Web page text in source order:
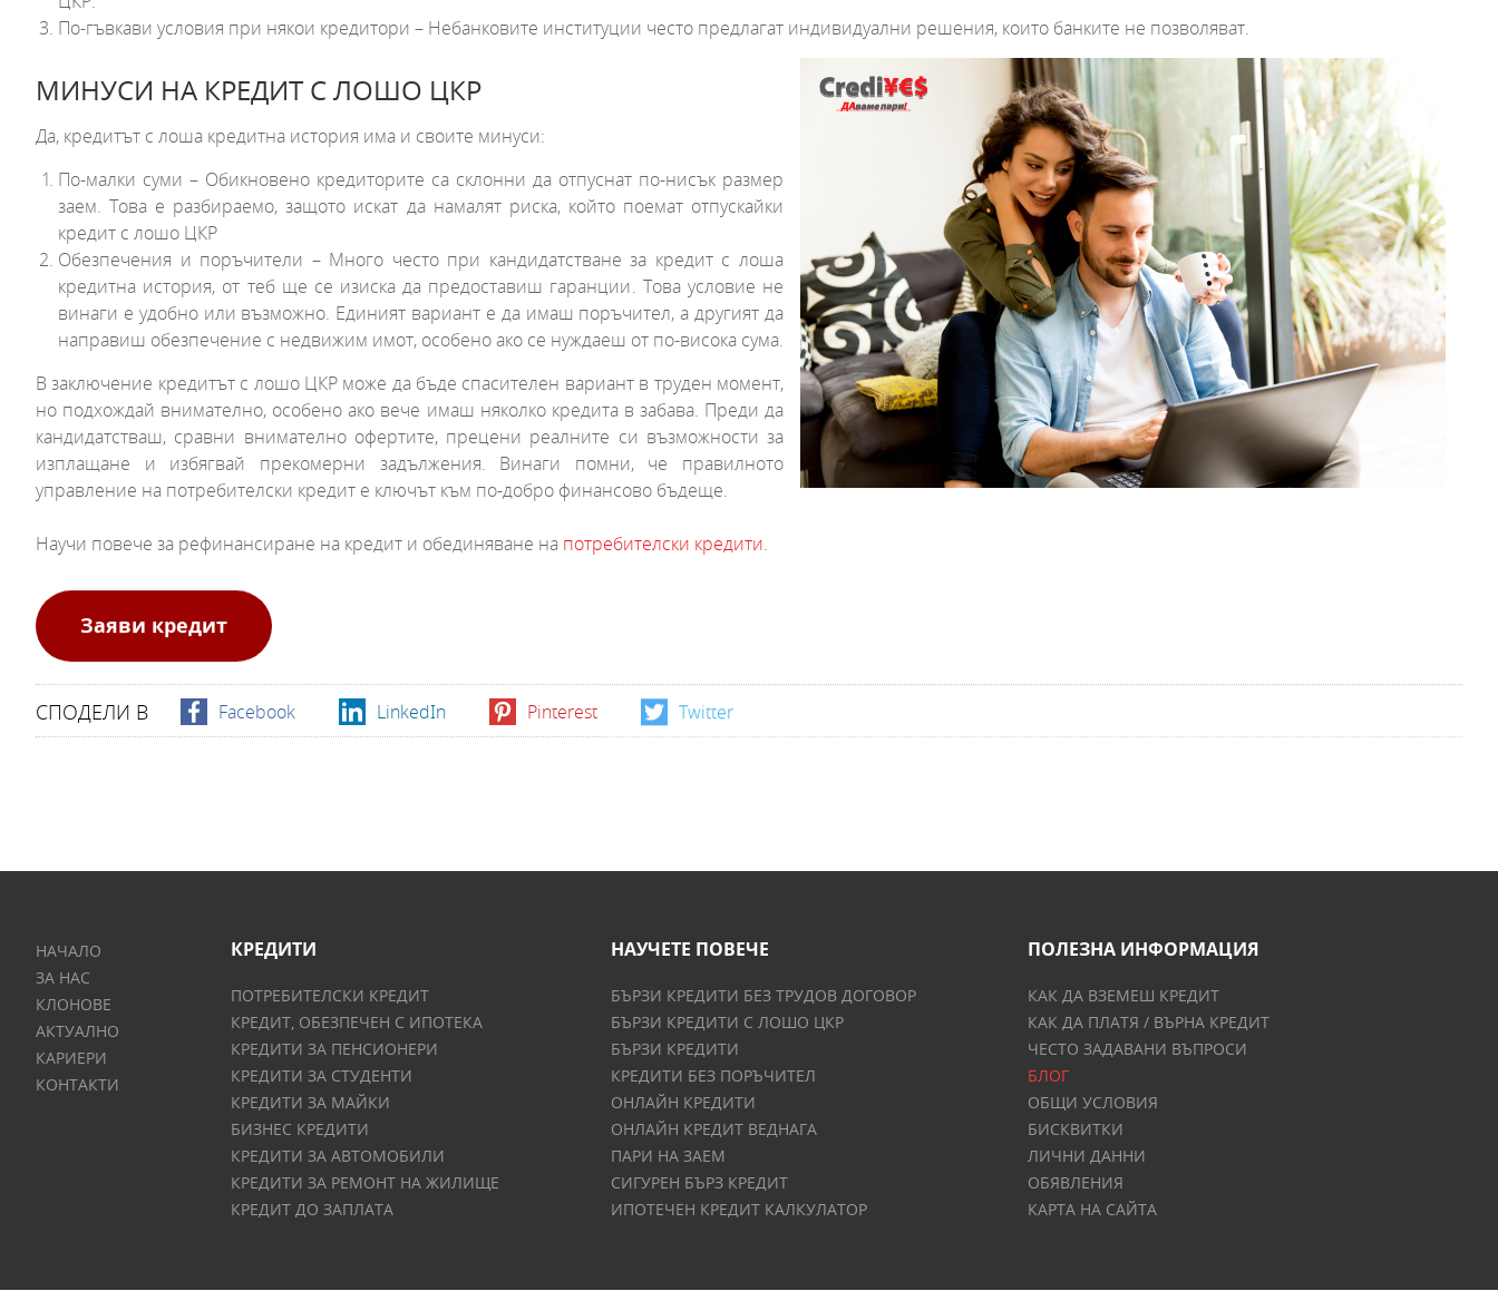
По-гъвкави условия при някои кредитори – Небанковите институции често предлагат индивидуални решения, които банките не позволяват.
МИНУСИ НА КРЕДИТ С ЛОШО ЦКР
Да, кредитът с лоша кредитна история има и своите минуси:
По-малки суми – Обикновено кредиторите са склонни да отпуснат по-нисък размер
заем. Това е разбираемо, защото искат да намалят риска, който поемат отпускайки
кредит с лошо ЦКР
Обезпечения и поръчители – Много често при кандидатстване за кредит с лоша
кредитна история, от теб ще се изиска да предоставиш гаранции. Това условие не
винаги е удобно или възможно. Единият вариант е да имаш поръчител, а другият да
направиш обезпечение с недвижим имот, особено ако се нуждаеш от по-висока сума.
В заключение кредитът с лошо ЦКР може да бъде спасителен вариант в труден момент,
но подхождай внимателно, особено ако вече имаш няколко кредита в забава. Преди да
кандидатстваш, сравни внимателно офертите, прецени реалните си възможности за
изплащане и избягвай прекомерни задължения. Винаги помни, че правилното
управление на потребителски кредит е ключът към по-добро финансово бъдеще.
Научи повече за рефинансиране на кредит и обединяване на потребителски кредити.
Заяви кредит
СПОДЕЛИ В Facebook LinkedIn Pinterest Twitter
НАЧАЛО
ЗА НАС
КЛОНОВЕ
АКТУАЛНО
КАРИЕРИ
КОНТАКТИ
КРЕДИТИ
ПОТРЕБИТЕЛСКИ КРЕДИТ
КРЕДИТ, ОБЕЗПЕЧЕН С ИПОТЕКА
КРЕДИТИ ЗА ПЕНСИОНЕРИ
КРЕДИТИ ЗА СТУДЕНТИ
КРЕДИТИ ЗА МАЙКИ
БИЗНЕС КРЕДИТИ
КРЕДИТИ ЗА АВТОМОБИЛИ
КРЕДИТИ ЗА РЕМОНТ НА ЖИЛИЩЕ
КРЕДИТ ДО ЗАПЛАТА
НАУЧЕТЕ ПОВЕЧЕ
БЪРЗИ КРЕДИТИ БЕЗ ТРУДОВ ДОГОВОР
БЪРЗИ КРЕДИТИ С ЛОШО ЦКР
БЪРЗИ КРЕДИТИ
КРЕДИТИ БЕЗ ПОРЪЧИТЕЛ
ОНЛАЙН КРЕДИТИ
ОНЛАЙН КРЕДИТ ВЕДНАГА
ПАРИ НА ЗАЕМ
СИГУРЕН БЪРЗ КРЕДИТ
ИПОТЕЧЕН КРЕДИТ КАЛКУЛАТОР
ПОЛЕЗНА ИНФОРМАЦИЯ
КАК ДА ВЗЕМЕШ КРЕДИТ
КАК ДА ПЛАТЯ / ВЪРНА КРЕДИТ
ЧЕСТО ЗАДАВАНИ ВЪПРОСИ
БЛОГ
ОБЩИ УСЛОВИЯ
БИСКВИТКИ
ЛИЧНИ ДАННИ
ОБЯВЛЕНИЯ
КАРТА НА САЙТА